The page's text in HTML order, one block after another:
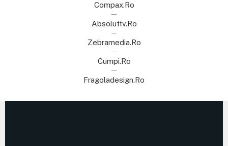
Compax.ro
Absoluttv.ro
Zebramedia.ro
Cumpi.ro
Fragoladesign.ro